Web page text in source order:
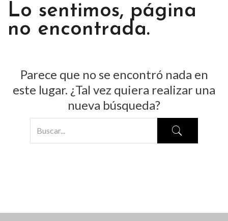
Lo sentimos, página
no encontrada.
Parece que no se encontró nada en
este lugar. ¿Tal vez quiera realizar una
nueva búsqueda?